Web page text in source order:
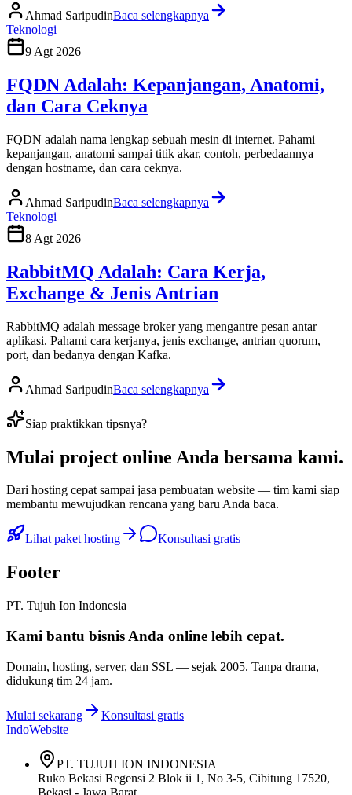
Ahmad SaripudinBaca selengkapnya
Teknologi
9 Agt 2026
FQDN Adalah: Kepanjangan, Anatomi,
dan Cara Ceknya
FQDN adalah nama lengkap sebuah mesin di internet. Pahami
kepanjangan, anatomi sampai titik akar, contoh, perbedaannya
dengan hostname, dan cara ceknya.
Ahmad SaripudinBaca selengkapnya
Teknologi
8 Agt 2026
RabbitMQ Adalah: Cara Kerja,
Exchange & Jenis Antrian
RabbitMQ adalah message broker yang mengantre pesan antar
aplikasi. Pahami cara kerjanya, jenis exchange, antrian quorum,
port, dan bedanya dengan Kafka.
Ahmad SaripudinBaca selengkapnya
Siap praktikkan tipsnya?
Mulai project online Anda bersama kami.
Dari hosting cepat sampai jasa pembuatan website — tim kami siap
membantu mewujudkan rencana yang baru Anda baca.
Lihat paket hosting Konsultasi gratis
Footer
PT. Tujuh Ion Indonesia
Kami bantu bisnis Anda online lebih cepat.
Domain, hosting, server, dan SSL — sejak 2005. Tanpa drama,
didukung tim 24 jam.
Mulai sekarang
Konsultasi gratis
IndoWebsite
PT. TUJUH ION INDONESIA
Ruko Bekasi Regensi 2 Blok ii 1, No 3-5, Cibitung 17520,
Bekasi - Jawa Barat